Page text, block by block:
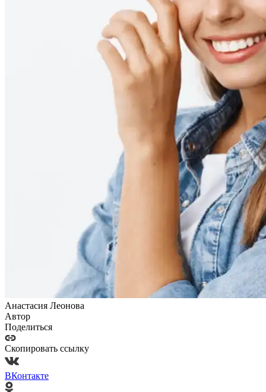
Анастасия Леонова
Автор
Поделиться
Скопировать ссылку
ВКонтакте